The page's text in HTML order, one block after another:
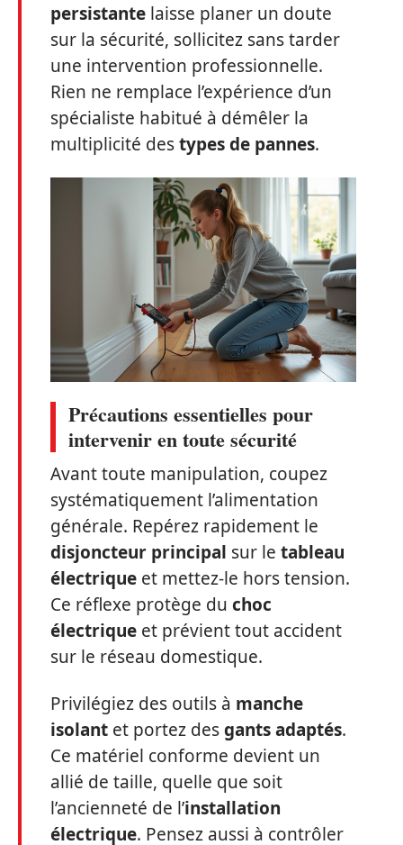
persistante laisse planer un doute
sur la sécurité, sollicitez sans tarder
une intervention professionnelle.
Rien ne remplace l’expérience d’un
spécialiste habitué à démêler la
multiplicité destypes de pannes.
Précautions essentielles pour
intervenir en toute sécurité
Avant toute manipulation, coupez
systématiquement l’alimentation
générale. Repérez rapidement le
disjoncteur principal sur le tableau
électrique et mettez-le hors tension.
Ce réflexe protège du choc
électrique et prévient tout accident
sur le réseau domestique.
Privilégiez des outils à manche
isolant et portez desgants adaptés.
Ce matériel conforme devient un
allié de taille, quelle que soit
l’ancienneté de l’installation
électrique. Pensez aussi à contrôler